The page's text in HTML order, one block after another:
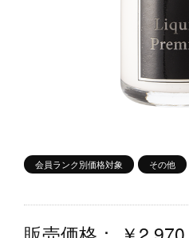
会員ランク別価格対象 その他